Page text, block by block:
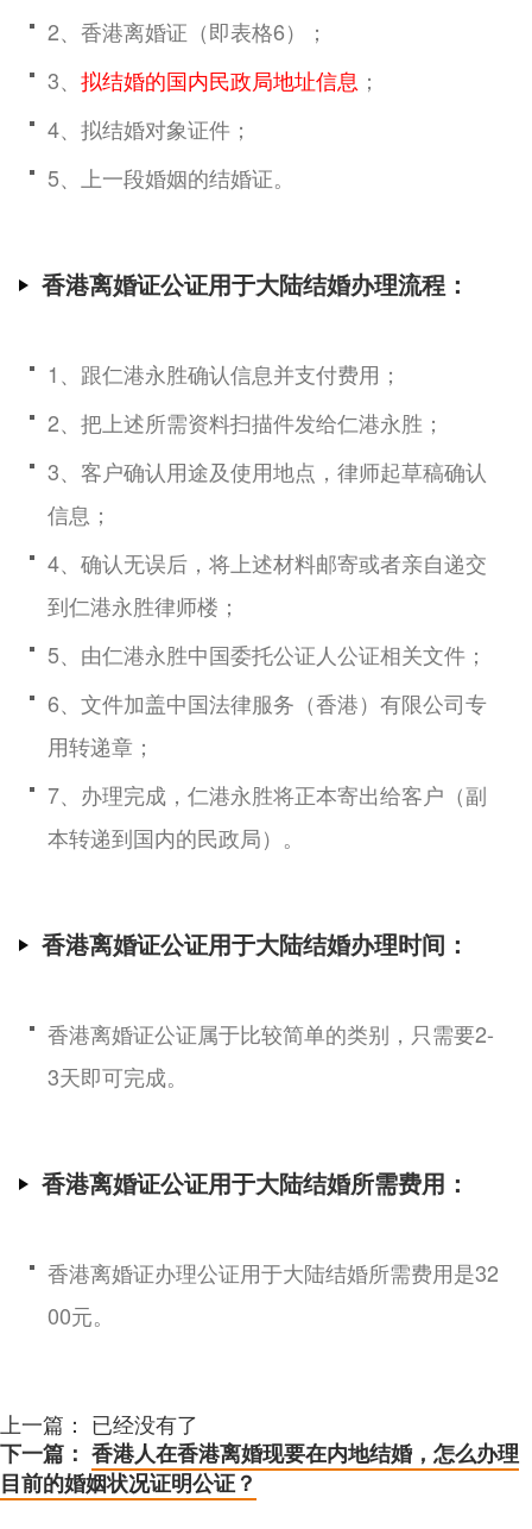
2、香港离婚证（即表格6）；
3、 拟结婚的国内民政局地址信息 ；
4、拟结婚对象证件；
5、上一段婚姻的结婚证。
香港离婚证公证用于大陆结婚办理流程：
1、跟仁港永胜确认信息并支付费用；
2、把上述所需资料扫描件发给仁港永胜；
3、客户确认用途及使用地点，律师起草稿确认
信息；
4、确认无误后，将上述材料邮寄或者亲自递交
到仁港永胜律师楼；
5、由仁港永胜中国委托公证人公证相关文件；
6、文件加盖中国法律服务（香港）有限公司专
用转递章；
7、办理完成，仁港永胜将正本寄出给客户（副
本转递到国内的民政局）。
香港离婚证公证用于大陆结婚办理时间：
香港离婚证公证属于比较简单的类别，只需要2-
3天即可完成。
香港离婚证公证用于大陆结婚所需费用：
香港离婚证办理公证用于大陆结婚所需费用是32
00元。
上一篇： 已经没有了
下一篇： 香港人在香港离婚现要在内地结婚，怎么办理
目前的婚姻状况证明公证？